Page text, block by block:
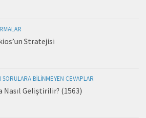
Stratejisi
SORULARA BILINMEYEN CEVAPLAR
Nasıl Geliştirilir? (1563)